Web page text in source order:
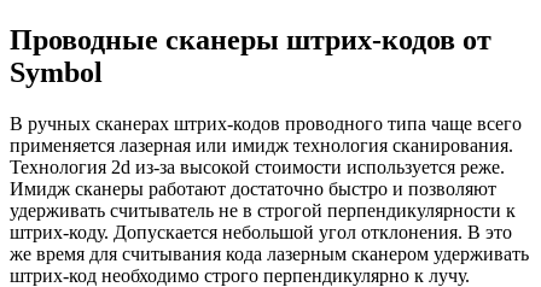
Проводные сканеры штрих-кодов от
Symbol
В ручных сканерах штрих-кодов проводного типа чаще всего
применяется лазерная или имидж технология сканирования.
Технология 2d из-за высокой стоимости используется реже.
Имидж сканеры работают достаточно быстро и позволяют
удерживать считыватель не в строгой перпендикулярности к
штрих-коду. Допускается небольшой угол отклонения. В это
же время для считывания кода лазерным сканером удерживать
штрих-код необходимо строго перпендикулярно к лучу.